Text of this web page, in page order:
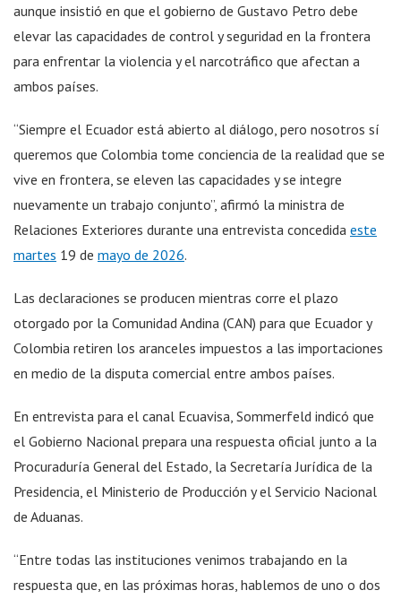
aunque insistió en que el gobierno de Gustavo Petro debe
elevar las capacidades de control y seguridad en la frontera
para enfrentar la violencia y el narcotráfico que afectan a
ambos países.
“Siempre el Ecuador está abierto al diálogo, pero nosotros sí
queremos que Colombia tome conciencia de la realidad que se
vive en frontera, se eleven las capacidades y se integre
nuevamente un trabajo conjunto”, afirmó la ministra de
Relaciones Exteriores durante una entrevista concedida este
martes 19 de mayo de 2026.
Las declaraciones se producen mientras corre el plazo
otorgado por la Comunidad Andina (CAN) para que Ecuador y
Colombia retiren los aranceles impuestos a las importaciones
en medio de la disputa comercial entre ambos países.
En entrevista para el canal Ecuavisa, Sommerfeld indicó que
el Gobierno Nacional prepara una respuesta oficial junto a la
Procuraduría General del Estado, la Secretaría Jurídica de la
Presidencia, el Ministerio de Producción y el Servicio Nacional
de Aduanas.
“Entre todas las instituciones venimos trabajando en la
respuesta que, en las próximas horas, hablemos de uno o dos